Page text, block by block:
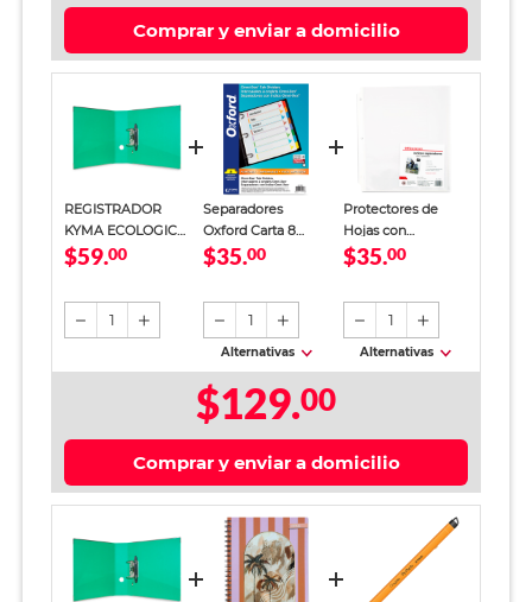
Comprar y enviar a domicilio
REGISTRADOR
KYMA ECOLOGICO
(VERDE CARTA)
$59.00
1
Separadores
Oxford Carta 8
divisiones Colores
$35.00
1
Alternativas
Protectores de
Hojas con
Separadores Carta
piezas
$35.00
1
Alternativas
$129.00
Comprar y enviar a domicilio